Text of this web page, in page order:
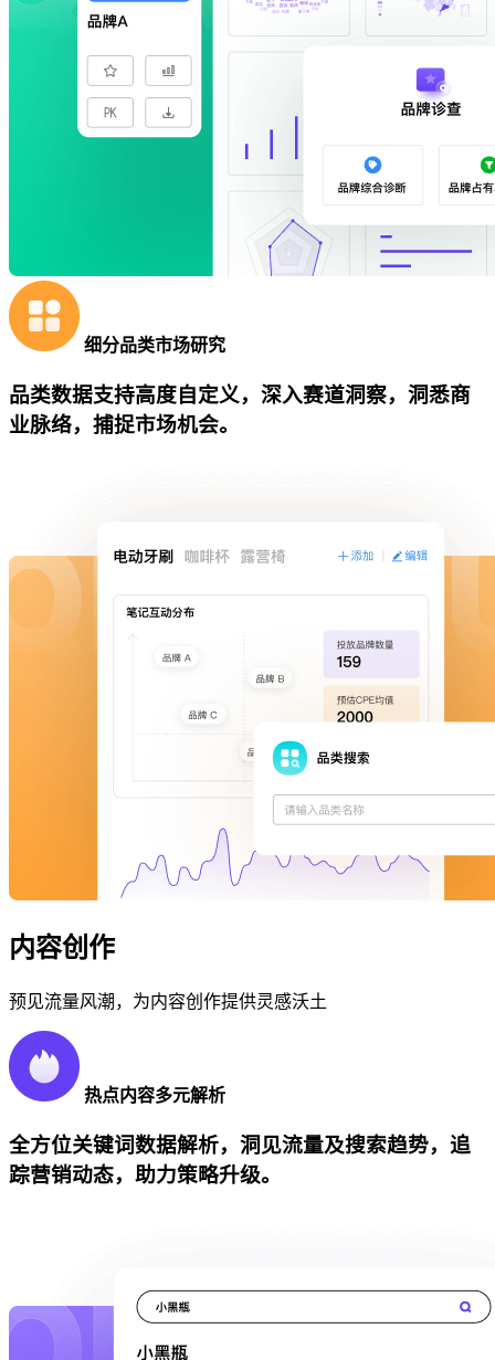
细分品类市场研究
品类数据支持高度自定义，深入赛道洞察，洞悉商
业脉络，捕捉市场机会。
内容创作
预见流量风潮，为内容创作提供灵感沃土
热点内容多元解析
全方位关键词数据解析，洞见流量及搜索趋势，追
踪营销动态，助力策略升级。